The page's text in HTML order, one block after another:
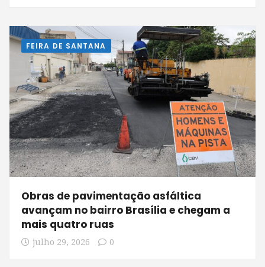
FEIRA DE SANTANA
Obras de pavimentação asfáltica
avançam no bairro Brasília e chegam a
mais quatro ruas
julho 29, 2026 0